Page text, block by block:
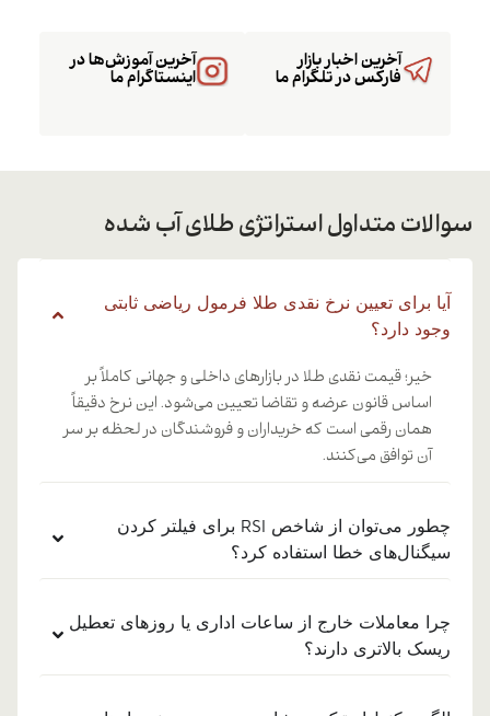
آخرین آموزش‌ها در
اینستاگرام ما
آخرین اخبار بازار
فارکس در تلگرام ما
سوالات متداول استراتژی طلای آب شده
آیا برای تعیین نرخ نقدی طلا فرمول ریاضی ثابتی
وجود دارد؟
خیر؛ قیمت نقدی طلا در بازارهای داخلی و جهانی کاملاً بر
اساس قانون عرضه و تقاضا تعیین می‌شود. این نرخ دقیقاً
همان رقمی است که خریداران و فروشندگان در لحظه بر سر
آن توافق می‌کنند.
چطور می‌توان از شاخص RSI برای فیلتر کردن
سیگنال‌های خطا استفاده کرد؟
چرا معاملات خارج از ساعات اداری یا روزهای تعطیل
ریسک بالاتری دارند؟